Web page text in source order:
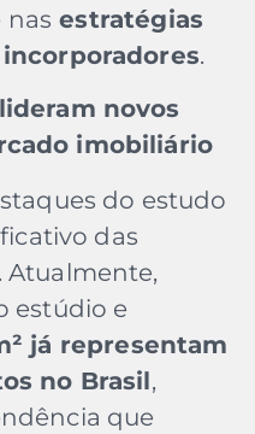
nas estratégias
.
novos
imobiliário
do estudo
das
Atualmente,
estúdio e
já representam
no Brasil,
que